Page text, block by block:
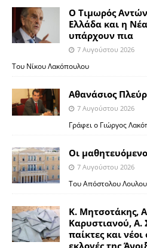
Ο Τιμωρός
Ελλάδα και η
υπάρχουν πια
7 Αυγούστου 2026
Του Νίκου Λακόπουλου
Αθανάσιος
7 Αυγούστου 2026
Γράφει ο Γιώργος
Οι
7 Αυγούστου 2026
Του Απόστολου
Κ. Μητσοτάκης,
Καρυστιανού, Α.
παίκτες και